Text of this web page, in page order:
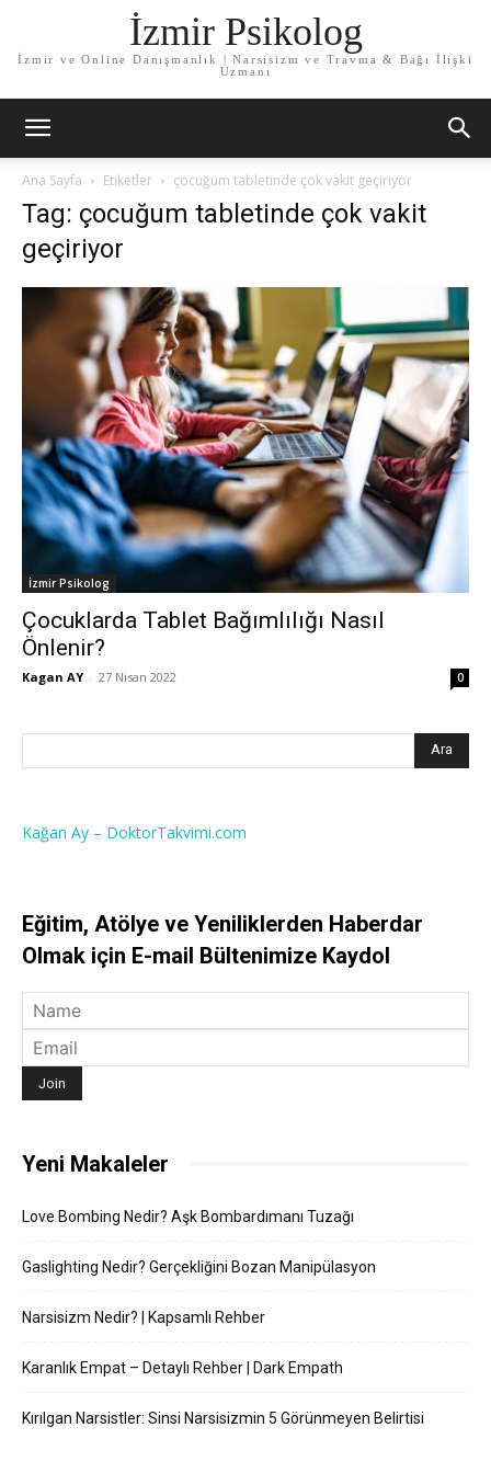
İzmir Psikolog
İzmir ve Online Danışmanlık | Narsisizm ve Travma & Bağı İlişki
Uzmanı
Ana Sayfa Etiketler çocuğum tabletinde çok vakit geçiriyor
Tag: çocuğum tabletinde çok vakit
geçiriyor
İzmir Psikolog
Çocuklarda Tablet Bağımlılığı Nasıl
Önlenir?
Kagan AY - 27 Nisan 2022 0
Kağan Ay – DoktorTakvimi.com
Eğitim, Atölye ve Yeniliklerden Haberdar
Olmak için E-mail Bültenimize Kaydol
Yeni Makaleler
Love Bombing Nedir? Aşk Bombardımanı Tuzağı
Gaslighting Nedir? Gerçekliğini Bozan Manipülasyon
Narsisizm Nedir? | Kapsamlı Rehber
Karanlık Empat – Detaylı Rehber | Dark Empath
Kırılgan Narsistler: Sinsi Narsisizmin 5 Görünmeyen Belirtisi